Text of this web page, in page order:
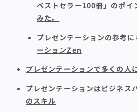
ベストセラー100冊」のポイ
みた。
プレゼンテーションの参考
ーションZen
プレゼンテーションで多くの人
プレゼンテーションはビジネス
のスキル